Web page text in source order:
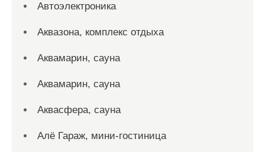
Автоэлектроника
Аквазона, комплекс отдыха
Аквамарин, сауна
Аквамарин, сауна
Аквасфера, сауна
Алё Гараж, мини-гостиница